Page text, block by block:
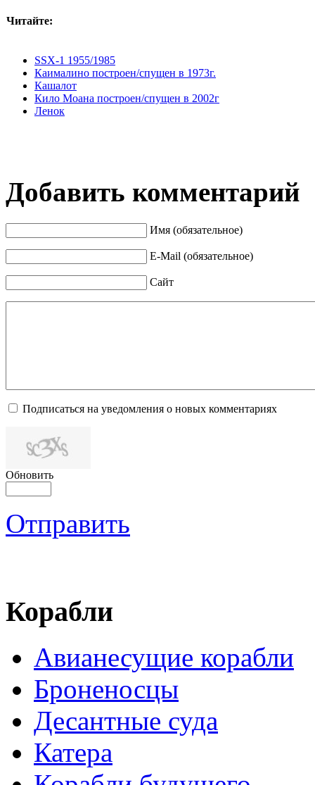
Читайте:
SSX-1 1955/1985
Каималино построен/спущен в 1973г.
Кашалот
Кило Моана построен/спущен в 2002г
Ленок
Добавить комментарий
Имя (обязательное)
E-Mail (обязательное)
Сайт
Подписаться на уведомления о новых комментариях
Обновить
Отправить
Корабли
Авианесущие корабли
Броненосцы
Десантные суда
Катера